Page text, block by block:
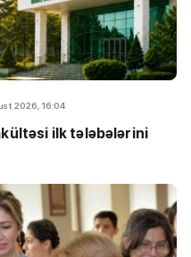
2026, 16:04
ilk tələbələrini